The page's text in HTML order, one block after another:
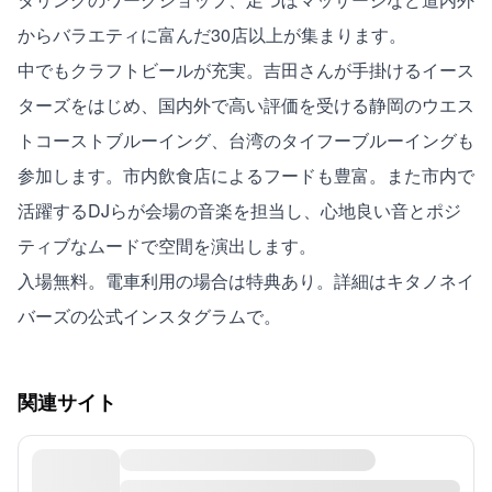
からバラエティに富んだ30店以上が集まります。
中でもクラフトビールが充実。吉田さんが手掛けるイース
ターズをはじめ、国内外で高い評価を受ける静岡のウエス
トコーストブルーイング、台湾のタイフーブルーイングも
参加します。市内飲食店によるフードも豊富。また市内で
活躍するDJらが会場の音楽を担当し、心地良い音とポジ
ティブなムードで空間を演出します。
入場無料。電車利用の場合は特典あり。詳細はキタノネイ
バーズの公式インスタグラムで。
関連サイト